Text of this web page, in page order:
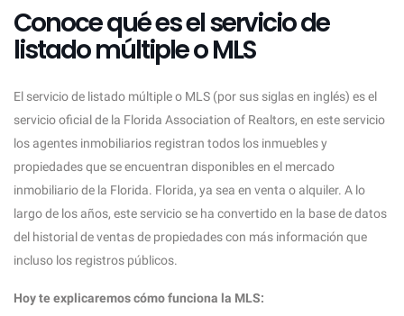
Conoce qué es el servicio de
listado múltiple o MLS
El servicio de listado múltiple o MLS (por sus siglas en inglés) es el
servicio oficial de la Florida Association of Realtors, en este servicio
los agentes inmobiliarios registran todos los inmuebles y
propiedades que se encuentran disponibles en el mercado
inmobiliario de la Florida. Florida, ya sea en venta o alquiler. A lo
largo de los años, este servicio se ha convertido en la base de datos
del historial de ventas de propiedades con más información que
incluso los registros públicos.
Hoy te explicaremos cómo funciona la MLS: